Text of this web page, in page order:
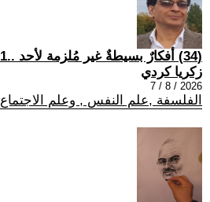
(34) أفكارٌ بسيطةٌ غير مُلزمة لأحد ..101
زكريا كردي
2026 / 8 / 7
الفلسفة ,علم النفس , وعلم الاجتماع